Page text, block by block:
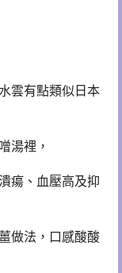
雲有點類似日本
湯裡，
瘍、血壓高及抑
做法，口感酸酸